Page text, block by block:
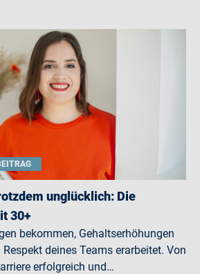
unglücklich: Die
30+
bekommen, Gehaltserhöhungen
deines Teams erarbeitet. Von
erfolgreich und…